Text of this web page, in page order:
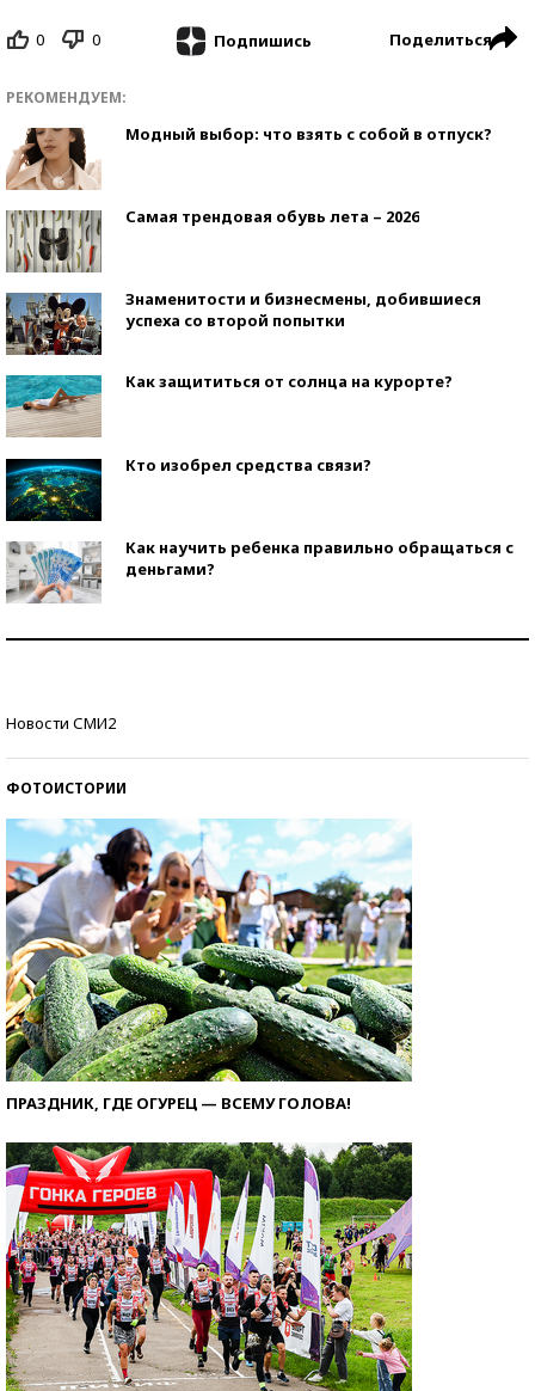
0 0 Подпишись Поделиться
РЕКОМЕНДУЕМ:
Модный выбор: что взять с собой в отпуск?
Самая трендовая обувь лета – 2026
Знаменитости и бизнесмены, добившиеся
успеха со второй попытки
Как защититься от солнца на курорте?
Кто изобрел средства связи?
Как научить ребенка правильно обращаться с
деньгами?
Новости СМИ2
ФОТОИСТОРИИ
ПРАЗДНИК, ГДЕ ОГУРЕЦ — ВСЕМУ ГОЛОВА!